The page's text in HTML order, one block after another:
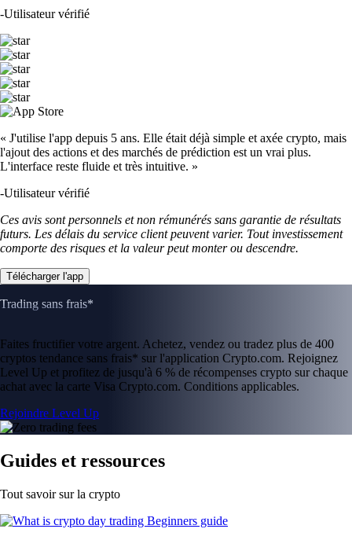
-Utilisateur vérifié
« J'utilise l'app depuis 5 ans. Elle était déjà simple et axée crypto, mais
l'ajout des actions et des marchés de prédiction est un vrai plus.
L'interface reste fluide et très intuitive. »
-Utilisateur vérifié
Ces avis sont personnels et non rémunérés sans garantie de résultats
futurs. Les délais du service client peuvent varier. Tout investissement
comporte des risques et la valeur peut monter ou descendre.
Télécharger l'app
Trading sans frais*
Faites fructifier votre argent. Achetez, vendez ou tradez plus de 400
cryptos tendance sans frais* sur l'application Crypto.com. Rejoignez
Level Up et profitez de jusqu'à 6 % de récompenses crypto sur chaque
achat avec la carte Visa Crypto.com. Conditions applicables.
Rejoindre Level Up
Guides et ressources
Tout savoir sur la crypto